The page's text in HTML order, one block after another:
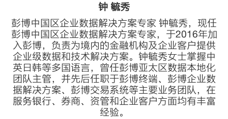
钟 毓秀
彭博中国区企业数据解决方案专家 钟毓秀，现任
彭博中国区企业数据解决方案专家，于2016年加
入彭博，负责为境内的金融机构及企业客户提供
企业级数据和技术解决方案。钟毓秀女士掌握中
英日韩等多国语言，曾任彭博亚太区数据本地化
团队主管，并先后任职于彭博终端、彭博企业数
据解决方案、彭博交易系统等主要业务团队，在
服务银行、券商、资管和企业客户方面均有丰富
经验。